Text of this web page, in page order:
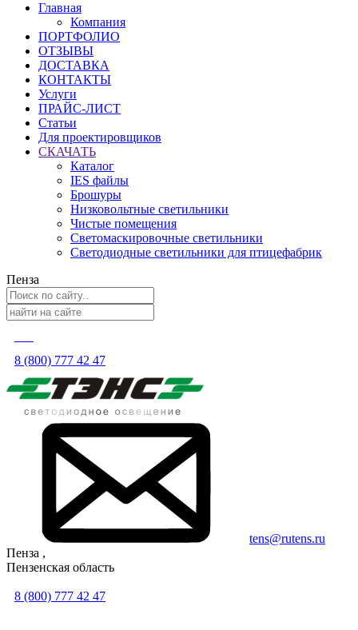
Главная
Компания
ПОРТФОЛИО
ОТЗЫВЫ
ДОСТАВКА
КОНТАКТЫ
Услуги
ПРАЙС-ЛИСТ
Статьи
Для проектировщиков
СКАЧАТЬ
Каталог
IES файлы
Брошуры
Низковольтные светильники
Чистые помещения
Светомаскировочные светильники
Светодиодные светильники для птицефабрик
Пенза
8 (800) 777 42 47
tens@rutens.ru
Пенза ,
Пензенская область
8 (800) 777 42 47